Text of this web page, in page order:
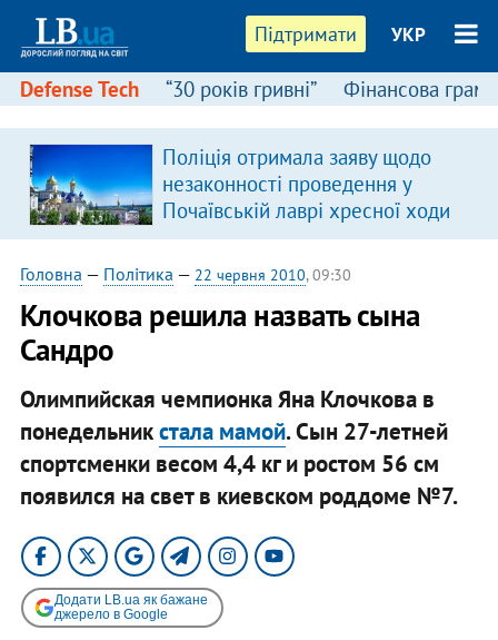
Підтримати УКР
Defense Tech “30 років гривні” Фінансова
Поліція отримала заяву щодо
незаконності проведення у
Почаївській лаврі хресної ходи
Головна — Політика — 22 червня 2010, 09:30
Клочкова решила назвать сына
Сандро
Олимпийская чемпионка Яна Клочкова в
понедельникстала мамой. Сын 27-летней
спортсменки весом 4,4 кг и ростом 56 см
появился на свет в киевском роддоме №7.
Додати LB.ua як бажане
джерело в Google